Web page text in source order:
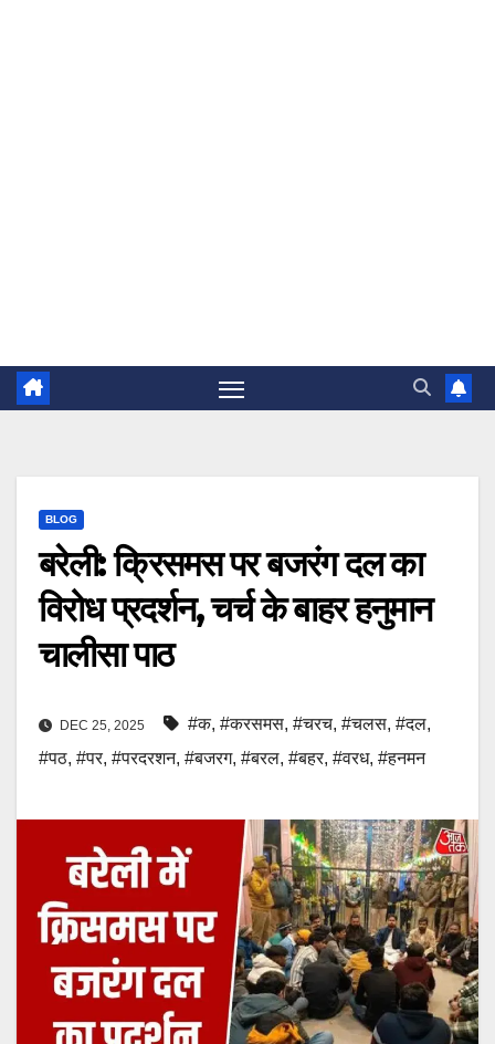
BLOG
बरेली: क्रिसमस पर बजरंग दल का
विरोध प्रदर्शन, चर्च के बाहर हनुमान
चालीसा पाठ
DEC 25, 2025 #क, #करसमस, #चरच, #चलस, #दल,
#पठ, #पर, #परदरशन, #बजरग, #बरल, #बहर, #वरध, #हनमन